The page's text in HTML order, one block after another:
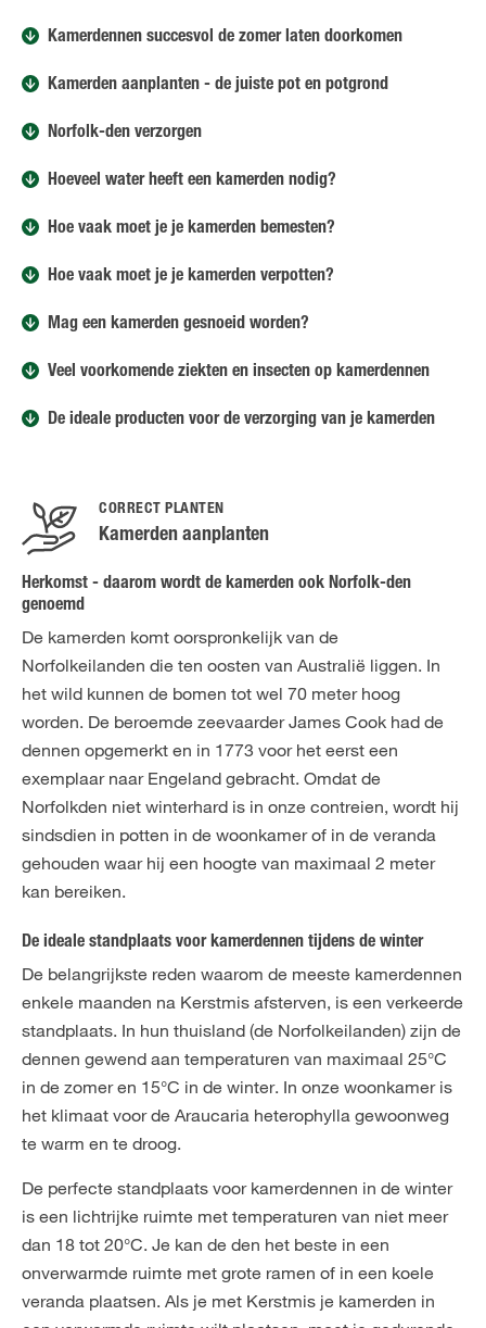
Kamerdennen succesvol de zomer laten doorkomen
Kamerden aanplanten - de juiste pot en potgrond
Norfolk-den verzorgen
Hoeveel water heeft een kamerden nodig?
Hoe vaak moet je je kamerden bemesten?
Hoe vaak moet je je kamerden verpotten?
Mag een kamerden gesnoeid worden?
Veel voorkomende ziekten en insecten op kamerdennen
De ideale producten voor de verzorging van je kamerden
CORRECT PLANTEN
Kamerden aanplanten
Herkomst - daarom wordt de kamerden ook Norfolk-den
genoemd
De kamerden komt oorspronkelijk van de
Norfolkeilanden die ten oosten van Australië liggen. In
het wild kunnen de bomen tot wel 70 meter hoog
worden. De beroemde zeevaarder James Cook had de
dennen opgemerkt en in 1773 voor het eerst een
exemplaar naar Engeland gebracht. Omdat de
Norfolkden niet winterhard is in onze contreien, wordt hij
sindsdien in potten in de woonkamer of in de veranda
gehouden waar hij een hoogte van maximaal 2 meter
kan bereiken.
De ideale standplaats voor kamerdennen tijdens de winter
De belangrijkste reden waarom de meeste kamerdennen
enkele maanden na Kerstmis afsterven, is een verkeerde
standplaats. In hun thuisland (de Norfolkeilanden) zijn de
dennen gewend aan temperaturen van maximaal 25°C
in de zomer en 15°C in de winter. In onze woonkamer is
het klimaat voor de Araucaria heterophylla gewoonweg
te warm en te droog.
De perfecte standplaats voor kamerdennen in de winter
is een lichtrijke ruimte met temperaturen van niet meer
dan 18 tot 20°C. Je kan de den het beste in een
onverwarmde ruimte met grote ramen of in een koele
veranda plaatsen. Als je met Kerstmis je kamerden in